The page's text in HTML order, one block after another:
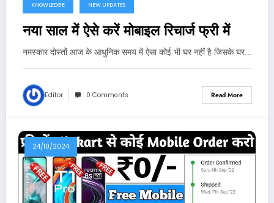
KNOWLEDGE NEW UPDATES
नया साल में ऐसे करें मोबाइल रिचार्ज फ्री में
नमस्कार दोस्तों आज के आधुनिक समय में ऐसा कोई भी घर नहीं है जिसके घर…
Editor 0 Comments Read More
24/10/2024